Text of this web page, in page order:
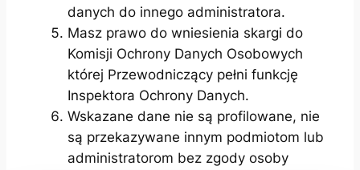
danych do innego administratora.
Masz prawo do wniesienia skargi do
Komisji Ochrony Danych Osobowych
której Przewodniczący pełni funkcję
Inspektora Ochrony Danych.
Wskazane dane nie są profilowane, nie
są przekazywane innym podmiotom lub
administratorom bez zgody osoby